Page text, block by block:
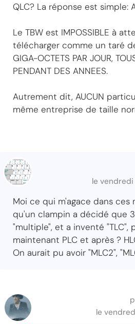
QLC? La réponse est simple:
Le TBW est IMPOSSIBLE à
télécharger comme un taré
GIGA-OCTETS PAR JOUR,
PENDANT DES ANNEES.
Autrement dit, AUCUN
même entreprise de taille
le vendredi
Moi ce qui m'agace dans ces
qu'un clampin a décidé que
"multiple", et a inventé "TLC",
maintenant PLC et après ?
On aurait pu avoir "MLC2",
le